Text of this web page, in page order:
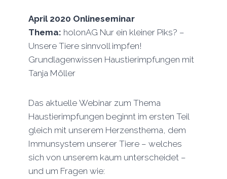
April 2020 Onlineseminar
Thema: holonAG Nur ein kleiner Piks? –
Unsere Tiere sinnvoll impfen!
Grundlagenwissen Haustierimpfungen mit
Tanja Möller
Das aktuelle Webinar zum Thema
Haustierimpfungen beginnt im ersten Teil
gleich mit unserem Herzensthema, dem
Immunsystem unserer Tiere – welches
sich von unserem kaum unterscheidet –
und um Fragen wie: